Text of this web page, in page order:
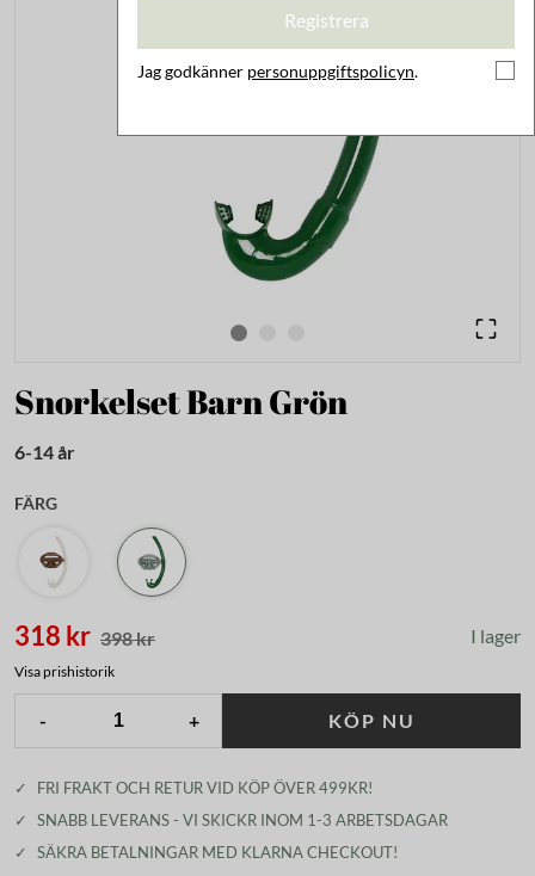
Snorkelset Barn Grön
6-14 år
FÄRG
318 kr 398 kr I lager
Visa prishistorik
- + KÖP NU
✓
FRI FRAKT OCH RETUR VID KÖP ÖVER 499KR!
✓
SNABB LEVERANS - VI SKICKR INOM 1-3 ARBETSDAGAR
✓
SÄKRA BETALNINGAR MED KLARNA CHECKOUT!
Registrera
Jag godkänner personuppgiftspolicyn.